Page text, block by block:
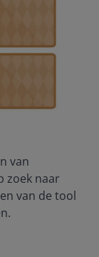
van
zoek naar
van de tool